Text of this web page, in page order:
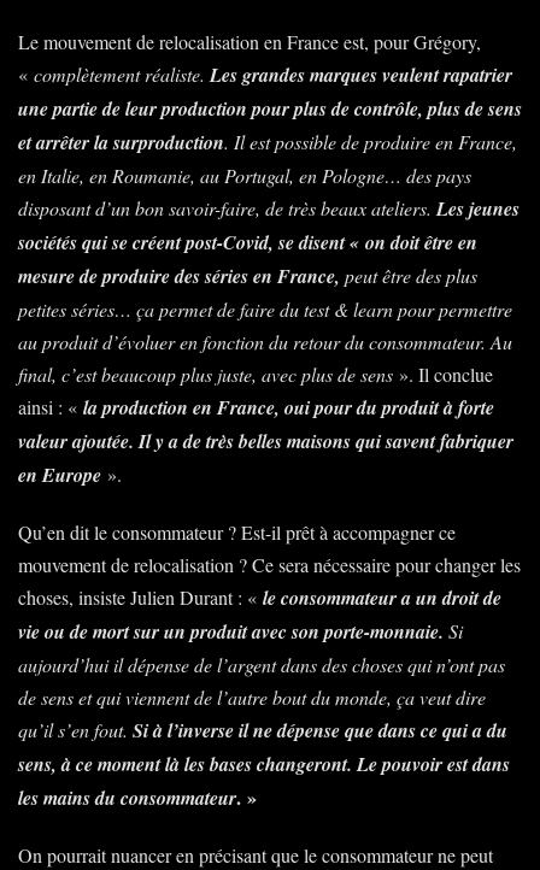
Le mouvement de relocalisation en France est, pour Grégory,
« complètement réaliste.Les grandes marques veulent rapatrier
une partie de leur production pour plus de contrôle, plus de sens
et arrêter la surproduction. Il est possible de produire en France,
en Italie, en Roumanie, au Portugal, en Pologne… des pays
disposant d’un bon savoir-faire, de très beaux ateliers.Les jeunes
sociétés qui se créent post-Covid, se disent « on doit être en
mesure de produire des séries en France, peut être des plus
petites séries… ça permet de faire du test & learn pour permettre
au produit d’évoluer en fonction du retour du consommateur. Au
final, c’est beaucoup plus juste, avec plus de sens ». Il conclue
ainsi : « la production en France, oui pour du produit à forte
valeur ajoutée. Il y a de très belles maisons qui savent fabriquer
en Europe ».
Qu’en dit le consommateur ? Est-il prêt à accompagner ce
mouvement de relocalisation ? Ce sera nécessaire pour changer les
choses, insiste Julien Durant : « le consommateur a un droit de
vie ou de mort sur un produit avec son porte-monnaie. Si
aujourd’hui il dépense de l’argent dans des choses qui n’ont pas
de sens et qui viennent de l’autre bout du monde, ça veut dire
qu’il s’en fout. Si à l’inverse il ne dépense que dans ce qui a du
sens, à ce moment là les bases changeront. Le pouvoir est dans
les mains du consommateur. »
On pourrait nuancer en précisant que le consommateur ne peut